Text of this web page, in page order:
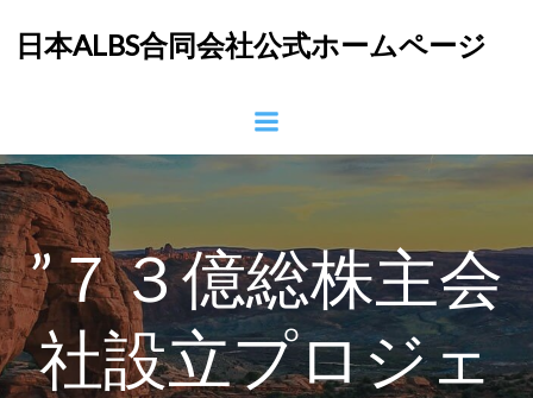
ン
ツ
へ
ス
プ
日本ALBS合同会社公式ホームページ
”７３億総株主会
社設立プロジェ